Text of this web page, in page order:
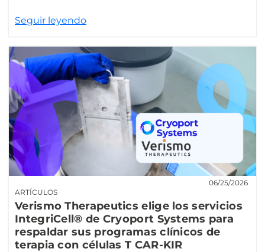
Seguir leyendo
ARTÍCULOS
06/25/2026
Verismo Therapeutics elige los servicios
IntegriCell® de Cryoport Systems para
respaldar sus programas clínicos de
terapia con células T CAR-KIR